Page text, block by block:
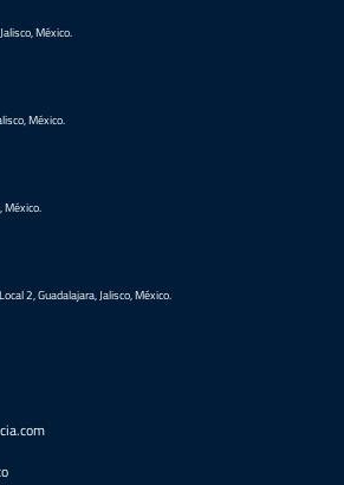
México.
México.
México.
2, Guadalajara, Jalisco, México.